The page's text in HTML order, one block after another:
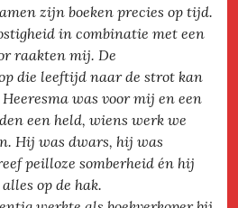
zijn boeken precies op tijd.
in combinatie met een
raakten mij. De
die leeftijd naar de strot kan
was voor mij en een
een held, wiens werk we
Hij was dwars, hij was
peilloze somberheid én hij
op de hak.